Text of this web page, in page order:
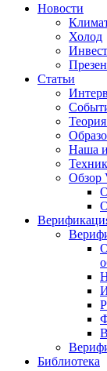
Новости
Холод
Статьи
Наша
Обзор
Библиотека